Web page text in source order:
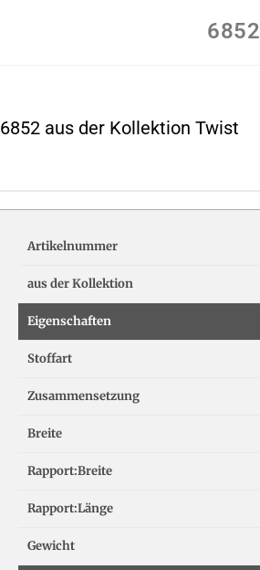
6852
6852 aus der Kollektion Twist
Artikelnummer
aus der Kollektion
Eigenschaften
Stoffart
Zusammensetzung
Breite
Rapport:Breite
Rapport:Länge
Gewicht